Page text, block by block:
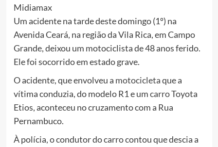
Midiamax
Um acidente na tarde deste domingo (1º) na
Avenida Ceará, na região da Vila Rica, em Campo
Grande, deixou um motociclista de 48 anos ferido.
Ele foi socorrido em estado grave.
O acidente, que envolveu a motocicletaque a
vítima conduzia, do modelo R1 e umcarroToyota
Etios, aconteceu no cruzamento com a Rua
Pernambuco.
À polícia, o condutor do carro contou que descia a